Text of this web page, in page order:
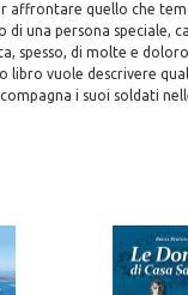
affrontare quello che
di una persona speciale,
spesso, di molte e
libro vuole descrivere
i suoi soldati